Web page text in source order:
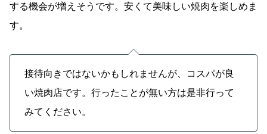
する機会が増えそうです。安くて美味しい焼肉を楽しめま
す。
接待向きではないかもしれませんが、コスパが良
い焼肉店です。行ったことが無い方は是非行って
みてください。